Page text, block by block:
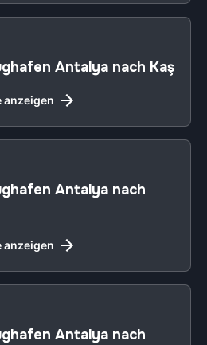
Antalya nach Kaş
anzeigen
Antalya nach
anzeigen
Antalya nach